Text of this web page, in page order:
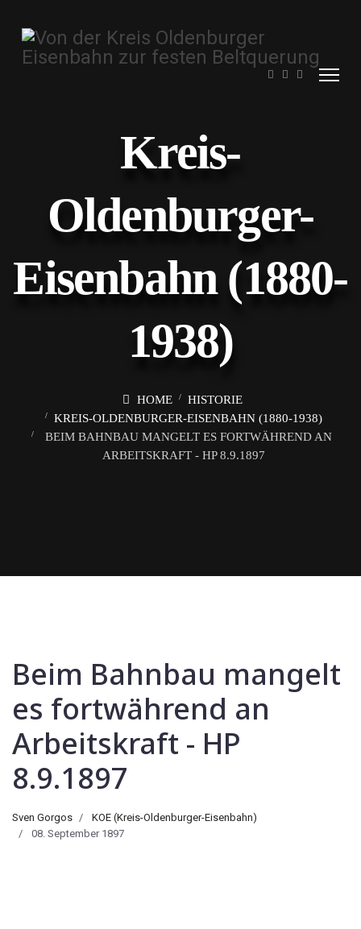
Kreis-
Oldenburger-
Eisenbahn (1880-
1938)
HOME
HISTORIE
KREIS-OLDENBURGER-EISENBAHN (1880-1938)
BEIM BAHNBAU MANGELT ES FORTWÄHREND AN
ARBEITSKRAFT - HP 8.9.1897
Beim Bahnbau mangelt
es fortwährend an
Arbeitskraft - HP
8.9.1897
Sven Gorgos
KOE (Kreis-Oldenburger-Eisenbahn)
08. September 1897